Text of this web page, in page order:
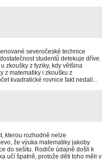
severočeské technice
studentů detekuje dříve.
zkoušky z fyziky, kdy většina
z matematiky i zkoušku z
kvadratické rovnice fakt nedali...
kterou rozhodně nelze
že výuka matematiky jakoby
do sešitu. Rodiče údajně došli k
učí špatně, protože děti toho měli v